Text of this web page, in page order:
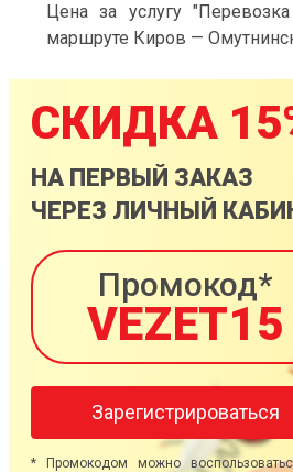
Цена за услугу
маршруте Киров —
СКИДКА
НА ПЕРВЫЙ ЗАКАЗ
ЧЕРЕЗ ЛИЧНЫЙ
Промокод*
VEZET15
Зарегистрироваться
* Промокодом можно